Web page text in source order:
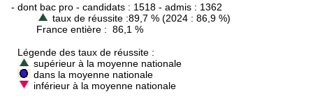
- dont bac pro - candidats : 1518 - admis : 1362
taux de réussite :89,7 % (2024 : 86,9 %)
France entière : 86,1 %
Légende des taux de réussite :
supérieur à la moyenne nationale
dans la moyenne nationale
inférieur à la moyenne nationale